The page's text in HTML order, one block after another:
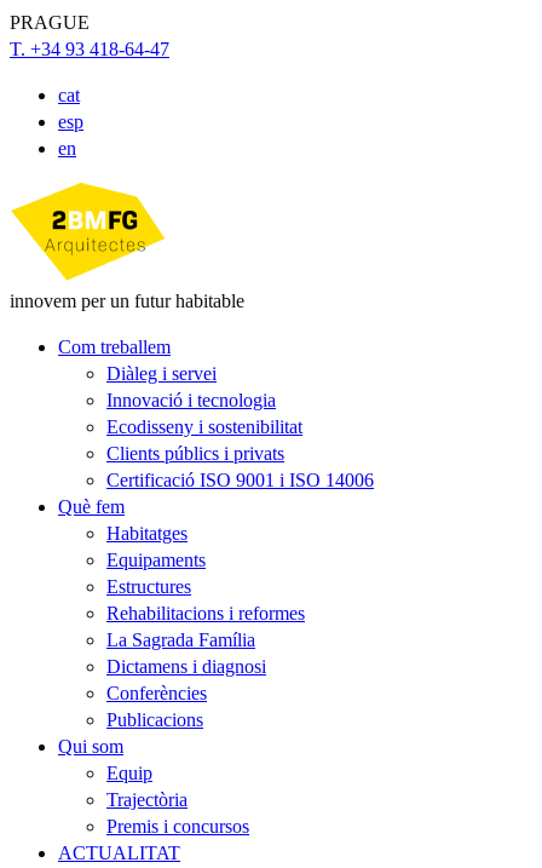
PRAGUE
T. +34 93 418-64-47
cat
esp
en
innovem per un futur habitable
Com treballem
Diàleg i servei
Innovació i tecnologia
Ecodisseny i sostenibilitat
Clients públics i privats
Certificació ISO 9001 i ISO 14006
Què fem
Habitatges
Equipaments
Estructures
Rehabilitacions i reformes
La Sagrada Família
Dictamens i diagnosi
Conferències
Publicacions
Qui som
Equip
Trajectòria
Premis i concursos
ACTUALITAT